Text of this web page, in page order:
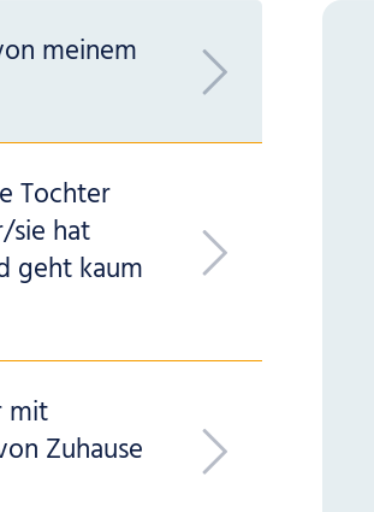
meinem
Tochter
sie hat
geht kaum
mit
Zuhause